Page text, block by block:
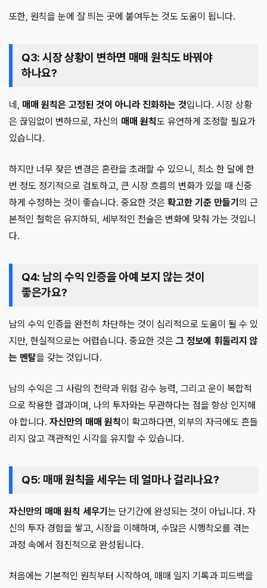
또한, 원칙을 눈에 잘 띄는 곳에 붙여두는 것도 도움이 됩니다.
Q3: 시장 상황이 변하면 매매 원칙도 바꿔야
하나요?
네, 매매 원칙은 고정된 것이 아니라 진화하는 것입니다. 시장 상황
은 끊임없이 변하므로, 자신의 매매 원칙도 유연하게 조정할 필요가
있습니다.
하지만 너무 잦은 변경은 혼란을 초래할 수 있으니, 최소 한 달에 한
번 정도 정기적으로 검토하고, 큰 시장 흐름의 변화가 있을 때 신중
하게 수정하는 것이 좋습니다. 중요한 것은 확고한 기준 만들기 의 근
본적인 철학은 유지하되, 세부적인 전술은 변화에 맞춰 가는 것입니
다.
Q4: 남의 수익 인증을 아예 보지 않는 것이
좋은가요?
남의 수익 인증을 완전히 차단하는 것이 심리적으로 도움이 될 수 있
지만, 현실적으로는 어렵습니다. 중요한 것은 그 정보에 휘둘리지 않
는 멘탈을 갖는 것입니다.
남의 수익은 그 사람의 전략과 위험 감수 능력, 그리고 운이 복합적
으로 작용한 결과이며, 나의 투자와는 무관하다는 점을 항상 인지해
야 합니다. 자신만의 매매 원칙이 확고하다면, 외부의 자극에도 흔들
리지 않고 객관적인 시각을 유지할 수 있습니다.
Q5: 매매 원칙을 세우는 데 얼마나 걸리나요?
자신만의 매매 원칙 세우기 는 단기간에 완성되는 것이 아닙니다. 자
신의 투자 경험을 쌓고, 시장을 이해하며, 수많은 시행착오를 겪는
과정 속에서 점진적으로 완성됩니다.
처음에는 기본적인 원칙부터 시작하여, 매매 일지 기록과 피드백을